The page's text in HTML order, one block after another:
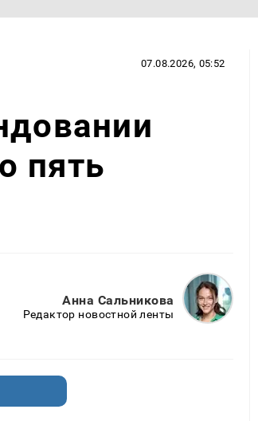
07.08.2026, 05:52
пять
Анна Сальникова
Редактор новостной ленты